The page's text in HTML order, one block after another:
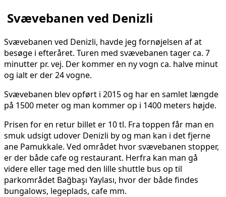
Svævebanen ved Denizli
Svævebanen ved Denizli, havde jeg fornøjelsen af at
besøge i efteråret. Turen med svævebanen tager ca. 7
minutter pr. vej. Der kommer en ny vogn ca. halve minut
og ialt er der 24 vogne.
Svævebanen blev opført i 2015 og har en samlet længde
på 1500 meter og man kommer op i 1400 meters højde.
Prisen for en retur billet er 10 tl. Fra toppen får man en
smuk udsigt udover Denizli by og man kan i det fjerne
ane Pamukkale. Ved området hvor svævebanen stopper,
er der både cafe og restaurant. Herfra kan man gå
videre eller tage med den lille shuttle bus op til
parkområdet Bağbaşı Yaylası, hvor der både findes
bungalows, legeplads, cafe mm.